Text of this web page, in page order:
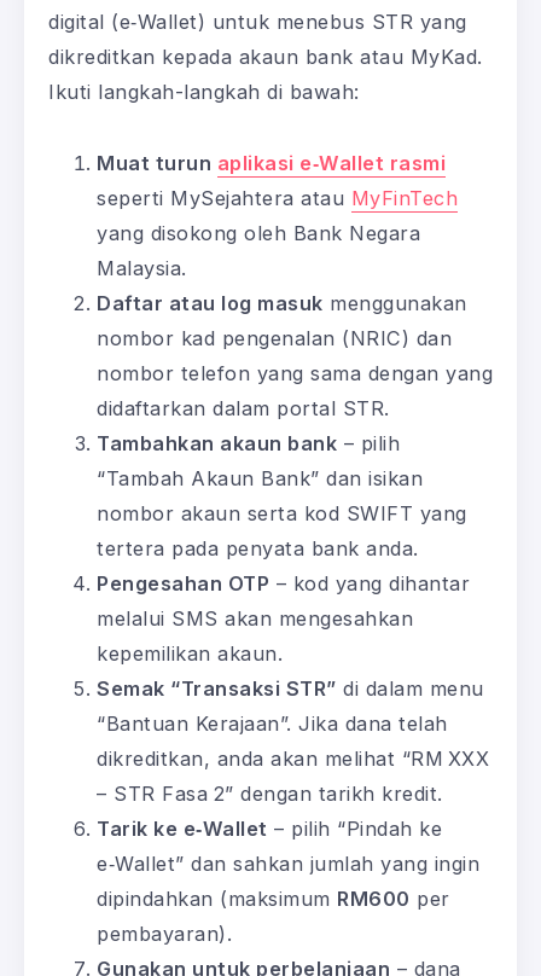
digital (e‑Wallet) untuk menebus STR yang
dikreditkan kepada akaun bank atau MyKad.
Ikuti langkah-langkah di bawah:
Muat turun aplikasi e‑Wallet rasmi
seperti MySejahtera atau MyFinTech
yang disokong oleh Bank Negara
Malaysia.
Daftar atau log masuk menggunakan
nombor kad pengenalan (NRIC) dan
nombor telefon yang sama dengan yang
didaftarkan dalam portal STR.
Tambahkan akaun bank – pilih
“Tambah Akaun Bank” dan isikan
nombor akaun serta kod SWIFT yang
tertera pada penyata bank anda.
Pengesahan OTP – kod yang dihantar
melalui SMS akan mengesahkan
kepemilikan akaun.
Semak “Transaksi STR” di dalam menu
“Bantuan Kerajaan”. Jika dana telah
dikreditkan, anda akan melihat “RM XXX
– STR Fasa 2” dengan tarikh kredit.
Tarik ke e‑Wallet – pilih “Pindah ke
e‑Wallet” dan sahkan jumlah yang ingin
dipindahkan (maksimum RM600 per
pembayaran).
Gunakan untuk perbelanjaan – dana